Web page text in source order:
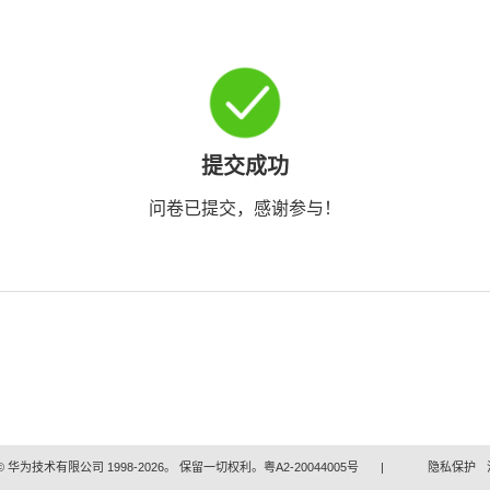
提交成功
问卷已提交，感谢参与！
华为技术有限公司 1998-2026。 保留一切权利。粤A2-20044005号 | 隐私保护